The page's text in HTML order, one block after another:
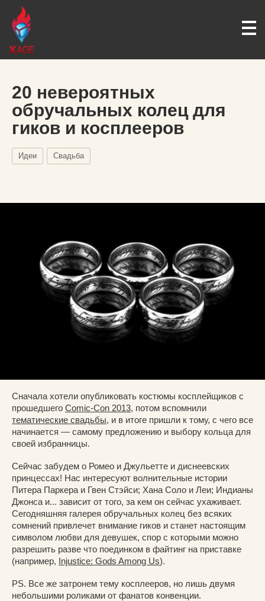
20 невероятных
обручальных колец для
гиков и косплееров
Идеи Свадьба
Сначала хотели опубликовать костюмы косплейщиков с
прошедшего Comic-Con 2013, потом вспомнили
тематические свадьбы, и в итоге пришли к тому, с чего все
начинается — самому предложению и выбору кольца для
своей избранницы.
Сейчас забудем о Ромео и Джульетте и диснеевских
принцессах! Нас интересуют волнительные истории
Питера Паркера и Гвен Стэйси; Хана Соло и Леи; Индианы
Джонса и... зависит от того, за кем он сейчас ухаживает.
Сегодняшняя галерея обручальных колец без всяких
сомнений привлечет внимание гиков и станет настоящим
символом любви для девушек, спор с которыми можно
разрешить разве что поединком в файтинг на приставке
(например, Injustice: Gods Among Us).
PS. Все же затронем тему косплееров, но лишь двумя
небольшими роликами от фанатов конвенции.